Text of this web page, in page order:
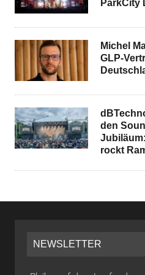
ParkCity
Michel
GLP-
den
rockt
NEWSLETTER